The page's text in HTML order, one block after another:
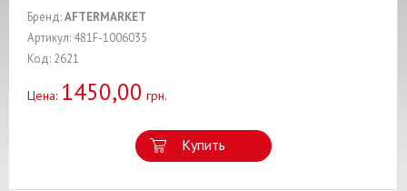
Бренд:AFTERMARKET
Артикул: 481F-1006035
Код: 2621
Цена: 1450,00 грн.
Купить